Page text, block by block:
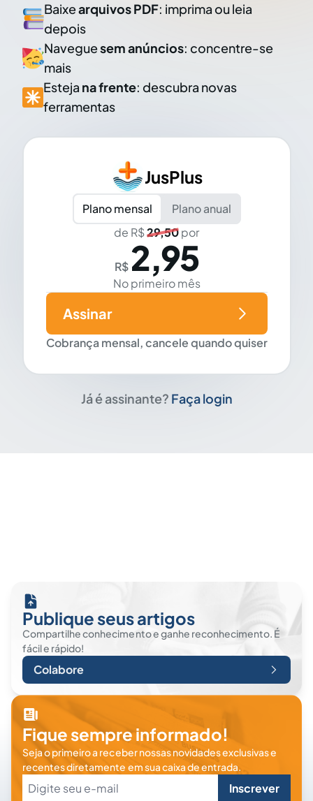
Baixearquivos PDF: imprima ou leia
depois
Naveguesem anúncios: concentre-se
mais
Esteja na frente: descubra novas
ferramentas
JusPlus
Plano mensal
Plano anual
de R$29,50por
R$ 2,95
No primeiro mês
Cobrança mensal, cancele quando quiser
Assinar
Já é assinante? Faça login
Publique seus artigos
Compartilhe conhecimento e ganhe reconhecimento. É
fácil e rápido!
Colabore
Fique sempre informado!
Seja o primeiro a receber nossas novidades exclusivas e
recentes diretamente em sua caixa de entrada.
Inscrever